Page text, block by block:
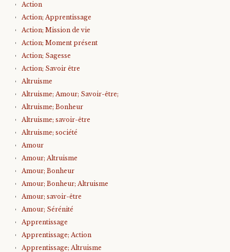
Action
Action; Apprentissage
Action; Mission de vie
Action; Moment présent
Action; Sagesse
Action; Savoir être
Altruisme
Altruisme; Amour; Savoir-être;
Altruisme; Bonheur
Altruisme; savoir-être
Altruisme; société
Amour
Amour; Altruisme
Amour; Bonheur
Amour; Bonheur; Altruisme
Amour; savoir-être
Amour; Sérénité
Apprentissage
Apprentissage; Action
Apprentissage; Altruisme